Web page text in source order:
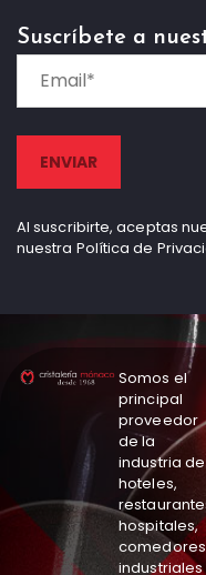
Suscríbete a
Al suscribirte, aceptas
nuestra Política de
Somos el
principal
proveedor
de la
industria de
hoteles,
hospitales,
comedores
industriales